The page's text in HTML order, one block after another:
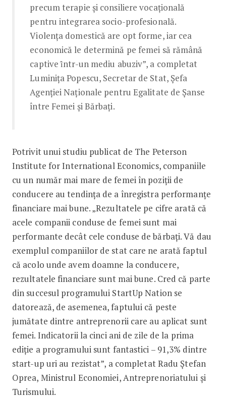
precum terapie și consiliere vocațională
pentru integrarea socio-profesională.
Violența domestică are opt forme, iar cea
economică le determină pe femei să rămână
captive ȋntr-un mediu abuziv”, a completat
Luminița Popescu, Secretar de Stat, Șefa
Agenției Naționale pentru Egalitate de Șanse
între Femei și Bărbați.
Potrivit unui studiu publicat de The Peterson
Institute for International Economics, companiile
cu un număr mai mare de femei în poziții de
conducere au tendința de a înregistra performanțe
financiare mai bune. „Rezultatele pe cifre arată că
acele companii conduse de femei sunt mai
performante decât cele conduse de bărbați. Vă dau
exemplul companiilor de stat care ne arată faptul
că acolo unde avem doamne la conducere,
rezultatele financiare sunt mai bune. Cred că parte
din succesul programului StartUp Nation se
datorează, de asemenea, faptului că peste
jumătate dintre antreprenorii care au aplicat sunt
femei. Indicatorii la cinci ani de zile de la prima
ediție a programului sunt fantastici – 91,3% dintre
start-up uri au rezistat”, a completat Radu Ștefan
Oprea, Ministrul Economiei, Antreprenoriatului și
Turismului.